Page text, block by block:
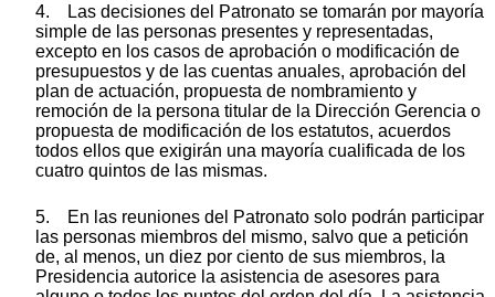
4. Las decisiones del Patronato se tomarán por mayoría
simple de las personas presentes y representadas,
excepto en los casos de aprobación o modificación de
presupuestos y de las cuentas anuales, aprobación del
plan de actuación, propuesta de nombramiento y
remoción de la persona titular de la Dirección Gerencia o
propuesta de modificación de los estatutos, acuerdos
todos ellos que exigirán una mayoría cualificada de los
cuatro quintos de las mismas.
5. En las reuniones del Patronato solo podrán participar
las personas miembros del mismo, salvo que a petición
de, al menos, un diez por ciento de sus miembros, la
Presidencia autorice la asistencia de asesores para